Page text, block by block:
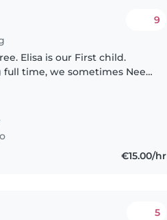
9
Elisa is our First child.
time, we sometimes Need
€15.00/hr
5